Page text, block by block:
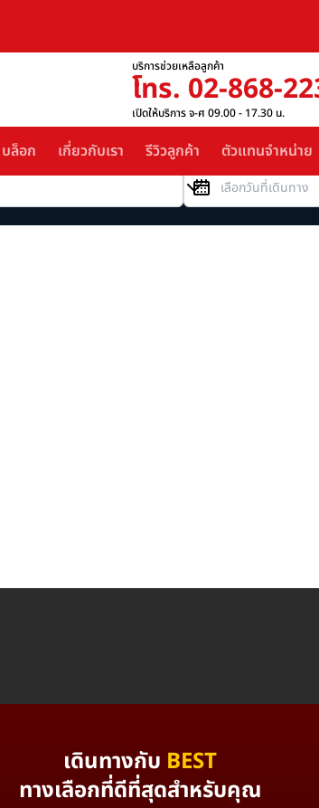
บริการช่วยเหลือลูกค้า
โทร. 02-868-
เปิดให้บริการ จ-ศ 09.00 - 17.30 น.
บล็อก เกี่ยวกับเรา รีวิวลูกค้า ตัวแทนจำหน่าย
วันที่เดินทาง
เดินทางกับ BEST
ทางเลือกที่ดีที่สุดสำหรับคุณ